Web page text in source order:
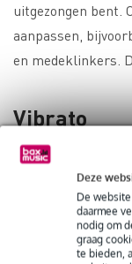
Deze
De
daarmee
nodig om
graag
te bieden,
uitgezongen bent.
aanpassen,
en medeklinkers.
Vibrato
Tegen het einde
is je ademsteun
mooi vibrato te
schieten, maar je